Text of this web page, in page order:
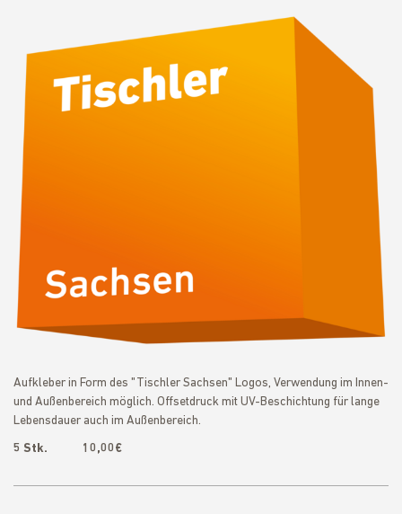
Aufkleber in Form des "Tischler Sachsen" Logos, Verwendung im Innen-
und Außenbereich möglich. Offsetdruck mit UV-Beschichtung für lange
Lebensdauer auch im Außenbereich.
5 Stk. 10,00€